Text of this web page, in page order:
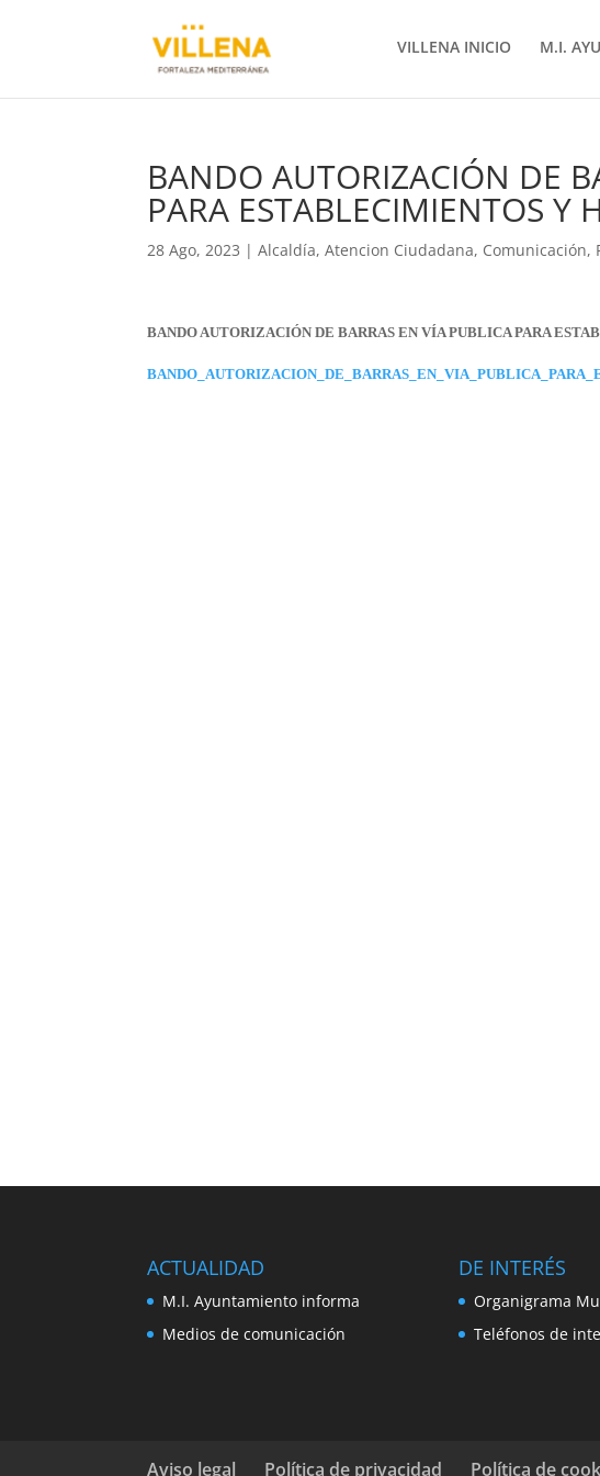
VILLENA INICIO M.I.
BANDO AUTORIZACIÓN DE
PARA ESTABLECIMIENTOS Y
28 Ago, 2023 |Alcaldía,Atencion Ciudadana, Comunicación,
BANDO AUTORIZACIÓN DE BARRAS EN VÍA PUBLICA PARA
ACTUALIDAD
M.I. Ayuntamiento informa
Medios de comunicación
DE INTERÉS
Organigrama
Teléfonos de
Aviso legal Política de privacidad Política de